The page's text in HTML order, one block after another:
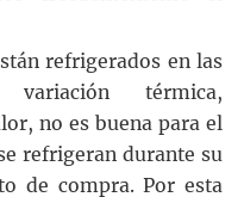
refrigerados en las
térmica,
no es buena para el
refrigeran durante su
de compra. Por esta